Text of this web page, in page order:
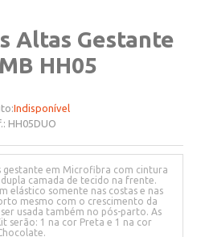
Altas Gestante
HH05
Indisponível
HH05DUO
gestante em Microfibra com cintura
camada de tecido na frente.
elástico somente nas costas e nas
mesmo com o crescimento da
usada também no pós-parto. As
serão: 1 na cor Preta e 1 na cor